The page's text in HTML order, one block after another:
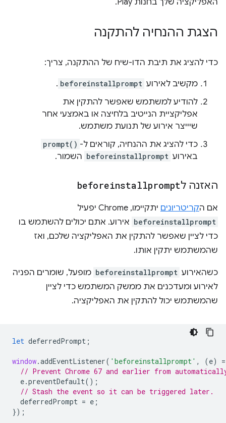
האפליקציה שלך בחנות Play.
הצגת ההנחיה להתקנה
כדי להציג את תיבת הדו-שיח של ההתקנה, צריך:
מקשיב לאירוע beforeinstallprompt
.
להודיע למשתמש שאפשר להתקין את
אפליקציית הנייטיב בלחיצה או באמצעי אחר
שיייצר אירוע של תנועת משתמש.
כדי להציג את ההנחיה, קוראים ל- prompt()
באירוע beforeinstallprompt השמור.
האזנה לbeforeinstallprompt
אם הקריטריונים יתקיימו, Chrome יפעיל
beforeinstallprompt אירוע. אתם יכולים להשתמש בו
כדי לציין שאפשר להתקין את האפליקציה שלכם, ואז
שהמשתמש יתקין אותו.
כשהאירוע beforeinstallprompt מופעל, שומרים הפניה
לאירוע ומעדכנים את ממשק המשתמש כדי לציין
שהמשתמש יכול להתקין את האפליקציה.
let deferredPrompt ;
window.addEventListener( 'beforeinstallprompt' , (e) =
// Prevent Chrome 67 and earlier from
e.preventDefault();
// Stash the event so it can be triggered later.
deferredPrompt = e ;
});